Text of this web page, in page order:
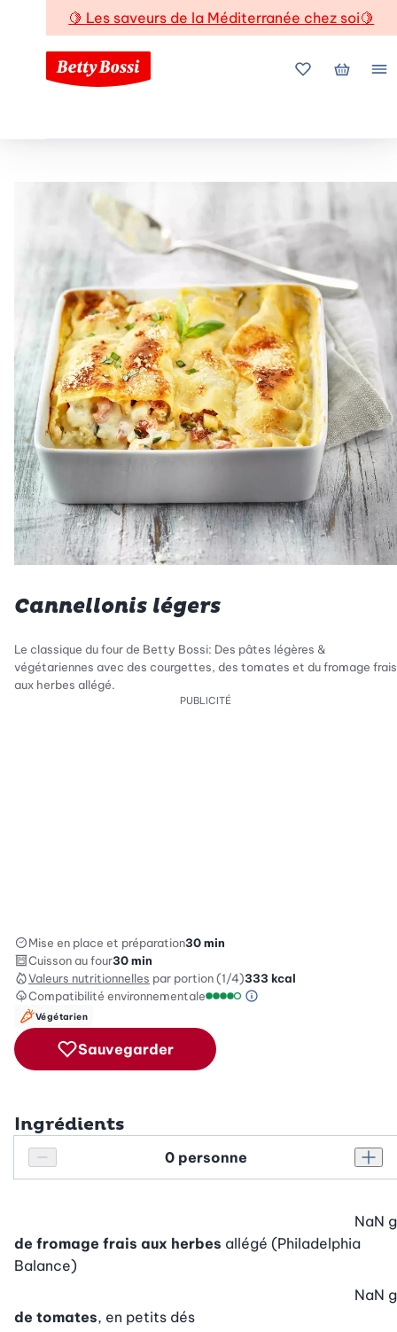
🍋 Les saveurs de la Méditerranée chez soi🍋
Mes favoris
Mon
Cannellonis légers
Le classique du four de Betty Bossi: Des pâtes légères &
végétariennes avec des courgettes, des tomates et du fromage frais
aux herbes allégé.
PUBLICITÉ
Mise en place et préparation30 min
Cuisson au four30 min
Valeurs nutritionnelles par portion (1/4)333 kcal
Compatibilité environnementale
Information sur
Végétarien
Sauvegarder
Ingrédients
Réduire le nombre de personnes
Personnes
de fromage frais aux herbes allégé (Philadelphia
Balance)
NaN g
de tomates, en petits dés
NaN g